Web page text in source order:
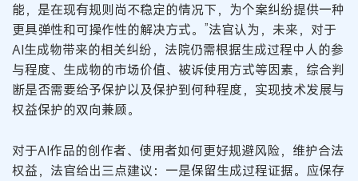
能，是在现有规则尚不稳定的情况下，为个案纠纷提供一种
更具弹性和可操作性的解决方式。”法官认为，未来，对于
AI生成物带来的相关纠纷，法院仍需根据生成过程中人的参
与程度、生成物的市场价值、被诉使用方式等因素，综合判
断是否需要给予保护以及保护到何种程度，实现技术发展与
权益保护的双向兼顾。
对于AI作品的创作者、使用者如何更好规避风险，维护合法
权益，法官给出三点建议：一是保留生成过程证据。应保存